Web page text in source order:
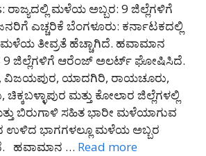
ರಾಜ್ಯದಲ್ಲಿ ಮಳೆಯ ಅಬ್ಬರ: 9 ಜಿಲ್ಲೆಗಳಿಗೆ
ಎಚ್ಚರಿಕೆ ಬೆಂಗಳೂರು: ಕರ್ನಾಟಕದಲ್ಲಿ
ತೀವ್ರತೆ ಹೆಚ್ಚಾಗಿದೆ. ಹವಾಮಾನ
9 ಜಿಲ್ಲೆಗಳಿಗೆ ಆರೆಂಜ್ ಅಲರ್ಟ್ ಘೋಷಿಸಿದೆ.
ವಿಜಯಪುರ, ಯಾದಗಿರಿ, ರಾಯಚೂರು,
ಚಿಕ್ಕಬಳ್ಳಾಪುರ ಮತ್ತು ಕೋಲಾರ ಜಿಲ್ಲೆಗಳಲ್ಲಿ
ಬಿರುಗಾಳಿ ಸಹಿತ ಭಾರೀ ಮಳೆಯಾಗುವ
ಉಳಿದ ಭಾಗಗಳಲ್ಲೂ ಮಳೆಯ ಅಬ್ಬರ
ಹವಾಮಾನ … Read more